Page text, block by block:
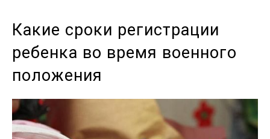
Какие сроки регистрации
ребенка во время военного
положения